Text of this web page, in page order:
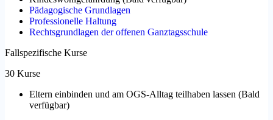
Pädagogische Grundlagen
Professionelle Haltung
Rechtsgrundlagen der offenen Ganztagsschule
Fallspezifische Kurse
30 Kurse
Eltern einbinden und am OGS-Alltag teilhaben lassen (Bald
verfügbar)